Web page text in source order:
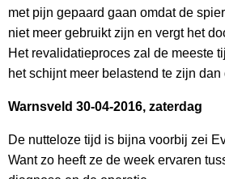
met pijn gepaard gaan omdat de
niet meer gebruikt zijn en vergt het
Het revalidatieproces zal de meeste
het schijnt meer belastend te zijn dan
Warnsveld 30-04-2016, zaterdag
De nutteloze tijd is bijna voorbij zei
Want zo heeft ze de week ervaren